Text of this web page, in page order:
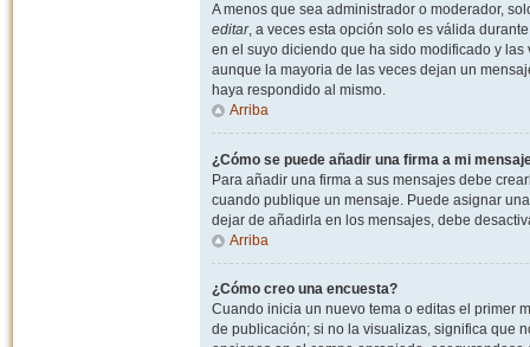
A menos que sea administrador o moderador,
editar, a veces esta opción solo es válida
en el suyo diciendo que ha sido modificado y
aunque la mayoria de las veces dejan un
haya respondido al mismo.
Arriba
¿Cómo se puede añadir una firma a mi
Para añadir una firma a sus mensajes debe
cuando publique un mensaje. Puede asignar
dejar de añadirla en los mensajes, debe
Arriba
¿Cómo creo una encuesta?
Cuando inicia un nuevo tema o editas el primer
de publicación; si no la visualizas, significa que